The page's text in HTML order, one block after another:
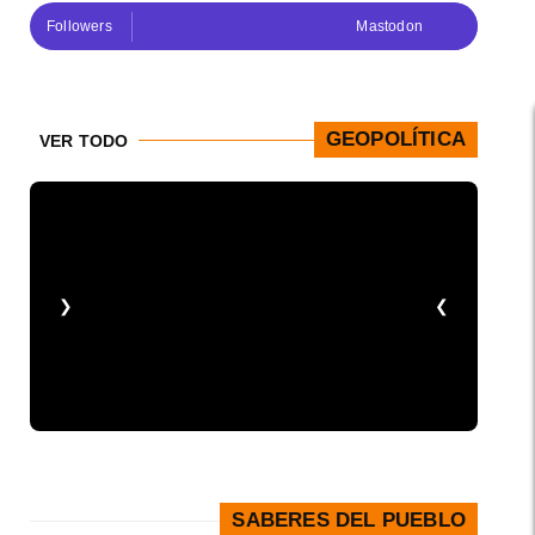
Mastodon
Followers
GEOPOLÍTICA
VER TODO
❮ ❯
SABERES DEL PUEBLO